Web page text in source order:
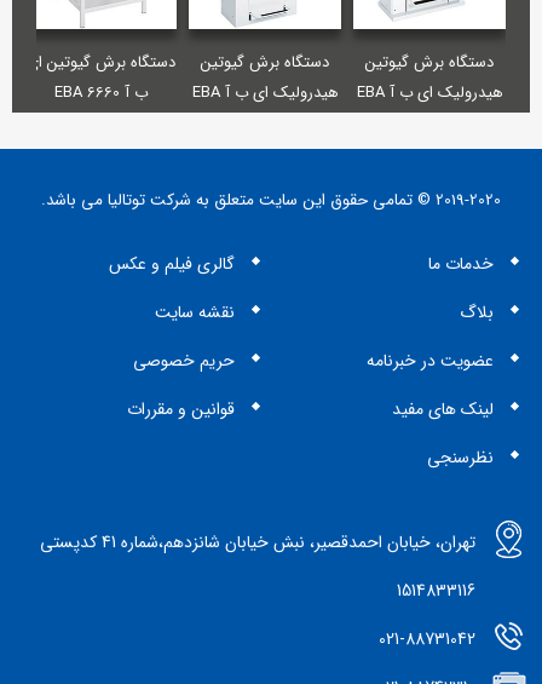
دستگاه برش گیوتین
هیدرولیک ای ب آ EBA
دستگاه برش گیوتین
هیدرولیک ای ب آ EBA
دستگاه برش گیوتین ای
ب آ EBA 6660
خدمات ما
بلاگ
عضویت در خبرنامه
لینک های مفید
نظرسنجی
گالری فیلم و عکس
نقشه سایت
حریم خصوصی
قوانین و مقررات
تهران، خیابان احمدقصیر، نبش خیابان شانزدهم،شماره 41 کدپستی
1514833116
021-88731042
2019-2020 © تمامی حقوق این سایت متعلق به شرکت توتالیا می باشد.